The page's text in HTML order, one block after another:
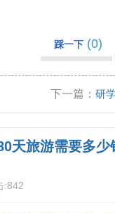
踩一下 (0)
下一篇：研
天旅游需要多少
:842